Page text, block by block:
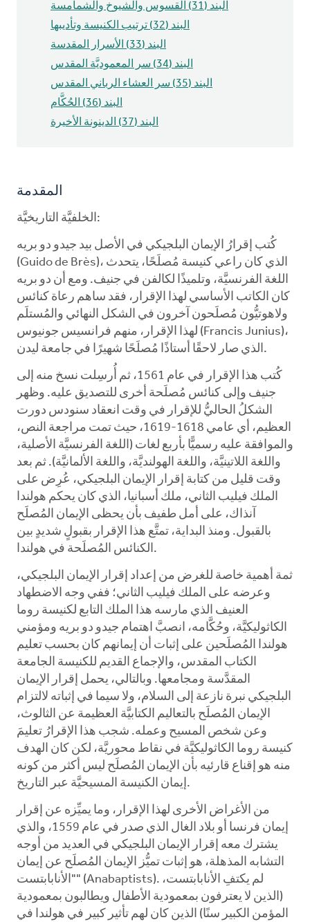
البند (31) القسوس والشيوخ والشمامسة
البند (32) ترتيب الكنيسة وتأديبها
البند (33) الأسرار المقدسة
البند (34) سر المعموديَّة المقدس
البند (35) سر العشاء الرباني المقدس
البند (36) الحُكَّام
البند (37) الدينونة الأخيرة
الخلفيَّة التاريخيَّة:
كُتب إقرارُ الإيمان البلجيكي في الأصل بيد جيدو دو بريه
(Guido de Brès)، الذي كان راعي كنيسة مُصلَحًا، يتحدث
اللغة الفرنسيَّة، وتلميذًا لكالفن في جنيف. ومع أن دو بريه
كان الكاتب الأساسي لهذا الإقرار، فقد ساهم رعاة كنائس
ولاهوتيُّون مُصلَحون آخرون في الشكل النهائي والمُستلَم
لهذا الإقرار، منهم فرانسيس جونيوس (Francis Junius)،
الذي صار لاحقًا أستاذًا مُصلَحًا شهيرًا في جامعة ليدن.
كُتب هذا الإقرار في عام 1561، ثم أُرسِلت نسخ منه إلى
جنيف وإلى كنائس مُصلَحة أخرى للتصديق عليه. وظهر
الشكلُ الحاليُّ للإقرار في وقت انعقاد سنودس دورت
العظيم، أي عامي 1618-1619، حيث تمت مراجعة النص،
والموافقة عليه رسميًّا بأربع لغات (اللغة الفرنسيَّة الأصلية،
واللغة اللاتينيَّة، واللغة الهولنديَّة، واللغة الألمانيَّة). ثم بعد
وقت قليل من كتابة إقرار الإيمان البلجيكي، عُرِض على
الملك فيليب الثاني، ملك أسبانيا، الذي كان يحكم هولندا
آنذاك، على أمل طفيف بأن يحظى الإيمان المُصلَح
بالقبول. ومنذ البداية، تمتَّع هذا الإقرار بقبولٍ شديدٍ بين
الكنائس المُصلَحة في هولندا.
ثمة أهمية خاصة للغرض من إعداد إقرار الإيمان البلجيكي،
وعرضه على الملك فيليب الثاني؛ ففي وجه الاضطهاد
العنيف الذي مارسه هذا الملك التابع لكنيسة روما
الكاثوليكيَّة، وحُكَّامه، انصبَّ اهتمام جيدو دو بريه ومؤمني
هولندا المُصلَحين على إثبات أن إيمانهم كان بحسب تعليم
الكتاب المقدس، والإجماع القديم للكنيسة الجامعة
المقدَّسة ومجامعها. وبالتالي، يحمل إقرار الإيمان
البلجيكي نبرة نازعة إلى السلام، ولا سيما في إثباته لالتزام
الإيمان المُصلَح بالتعاليم الكتابيَّة العظيمة عن الثالوث،
وعن شخص المسيح وعمله. شجب هذا الإقرارُ تعليمَ
كنيسة روما الكاثوليكيَّة في نقاط محوريَّة، لكن كان الهدف
منه هو إقناع قارئيه بأن الإيمان المُصلَح ليس أكثر من كونه
إيمان الكنيسة المسيحيَّة عبر التاريخ.
من الأغراض الأخرى لهذا الإقرار، وما يميِّزه عن إقرار
إيمان فرنسا أو بلاد الغال الذي صدر في عام 1559، والذي
يشترك معه إقرار الإيمان البلجيكي في العديد من أوجه
التشابه المذهلة، هو إثبات تميُّز الإيمان المُصلَح عن إيمان
"الأنابابتست" (Anabaptists). لم يكتفِ الأنابابتست،
(الذين لا يعترفون بمعمودية الأطفال ويطالبون بمعمودية
المؤمن الكبير سنًا) الذين كان لهم تأثير كبير في هولندا في